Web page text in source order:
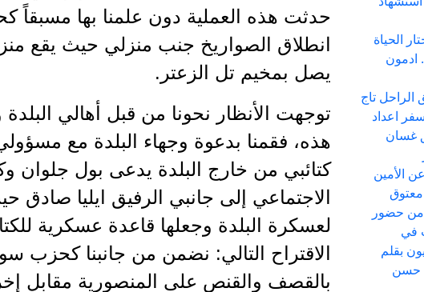
الحياة
ادمون
الراحل تاج
اعداد
غسان
الأمين
حضور
في
بقلم
حسن
حدثت هذه العملية دون علمنا بها مسبقاً
انطلاق الصواريخ جنب منزلي حيث يقع
يصل بمخيم تل الزعتر.
توجهت الأنظار نحونا من قبل أهالي البلدة
هذه، فقمنا بدعوة وجهاء البلدة مع
كتائبي من خارج البلدة يدعى بول جلوان
الاجتماعي إلى جانبي الرفيق ايليا صادق
لعسكرة البلدة وجعلها قاعدة عسكرية
الاقتراح التالي: نضمن من جانبنا
بالقصف والقنص على المنصورية مقابل